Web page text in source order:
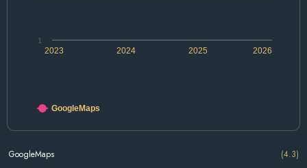
2024 2026
2023 2025
1
GoogleMaps
GoogleMaps (4.3)